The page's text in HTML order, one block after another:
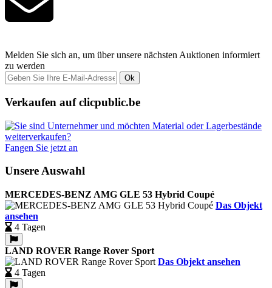
Melden Sie sich an, um über unsere nächsten Auktionen informiert
zu werden
Ok
Verkaufen auf clicpublic.be
Fangen Sie jetzt an
Unsere Auswahl
MERCEDES-BENZ AMG GLE 53 Hybrid Coupé
Das Objekt
ansehen
4 Tagen
LAND ROVER Range Rover Sport
Das Objekt ansehen
4 Tagen